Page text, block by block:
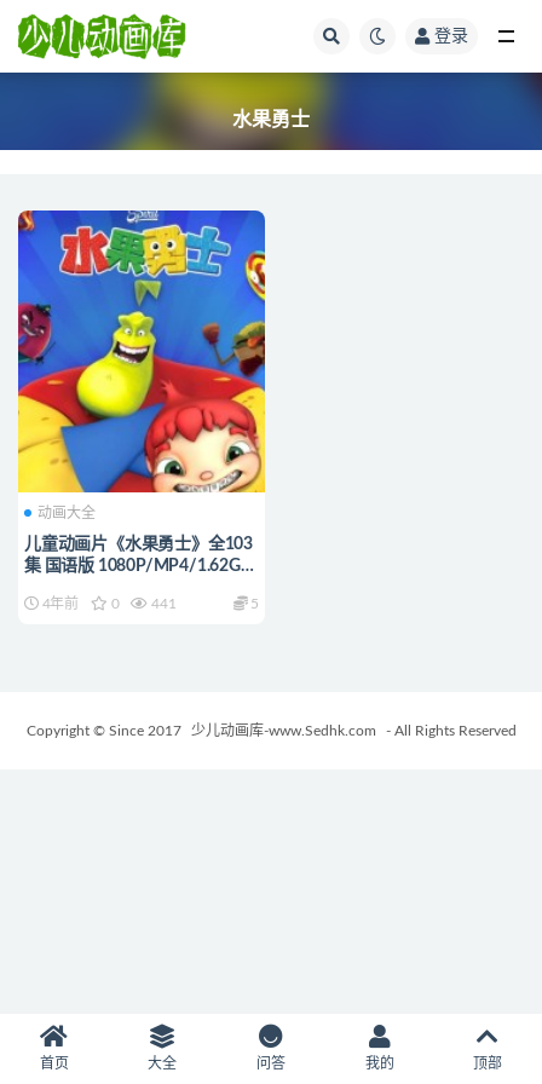
登录
水果勇士
动画大全
儿童动画片《水果勇士》全103
集 国语版 1080P/MP4/1.62G
4年前 0 441 5
Copyright © Since 2017 少儿动画库-www.Sedhk.com - All Rights Reserved
首页 大全 问答 我的 顶部